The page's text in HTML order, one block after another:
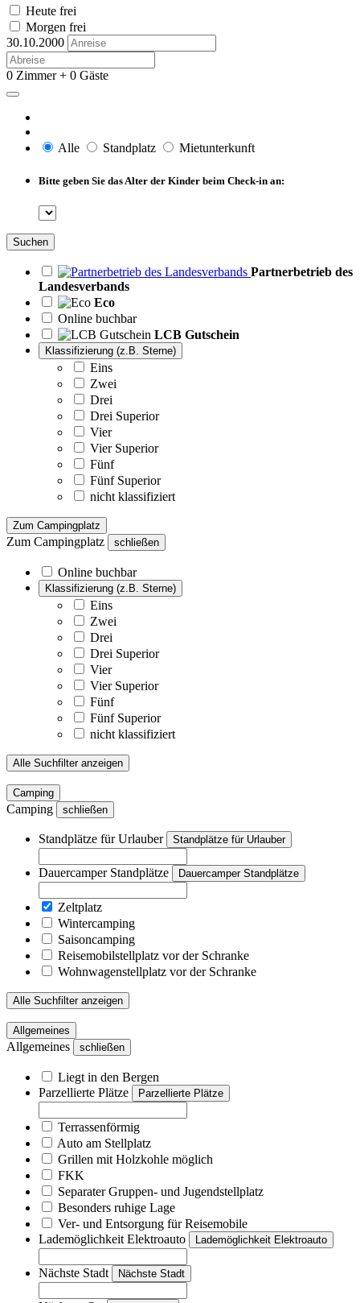
Heute frei
Morgen frei
30.10.2000
0 Zimmer + 0 Gäste
Alle Standplatz Mietunterkunft
Bitte geben Sie das Alter der Kinder beim Check-in an:
Suchen
Partnerbetrieb des
Landesverbands
Eco
Online buchbar
LCB Gutschein
Klassifizierung (z.B. Sterne)
Eins
Zwei
Drei
Drei Superior
Vier
Vier Superior
Fünf
Fünf Superior
nicht klassifiziert
Zum Campingplatz
Zum Campingplatz schließen
Online buchbar
Klassifizierung (z.B. Sterne)
Eins
Zwei
Drei
Drei Superior
Vier
Vier Superior
Fünf
Fünf Superior
nicht klassifiziert
Alle Suchfilter anzeigen
Camping
Camping schließen
Standplätze für Urlauber Standplätze für Urlauber
Dauercamper Standplätze Dauercamper Standplätze
Zeltplatz
Wintercamping
Saisoncamping
Reisemobilstellplatz vor der Schranke
Wohnwagenstellplatz vor der Schranke
Alle Suchfilter anzeigen
Allgemeines
Allgemeines schließen
Liegt in den Bergen
Parzellierte Plätze
Parzellierte Plätze
Terrassenförmig
Auto am Stellplatz
Grillen mit Holzkohle möglich
FKK
Separater Gruppen- und Jugendstellplatz
Besonders ruhige Lage
Ver- und Entsorgung für Reisemobile
Lademöglichkeit Elektroauto
Lademöglichkeit Elektroauto
Nächste Stadt Nächste Stadt